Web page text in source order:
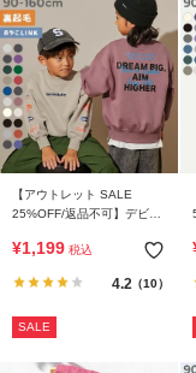
【アウトレット SALE
25%OFF/返品不可】デビラ
エットトレーナー
¥1,199 税込
4.2（10）
SALE